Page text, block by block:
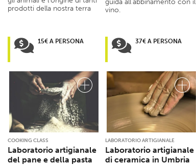
prodotti della nostra terra
15€ A PERSONA
guida all’abbinamento con il
vino.
37€ A PERSONA
COOKING CLASS
Laboratorio artigianale
del pane e della pasta
LABORATORIO ARTIGIANALE
Laboratorio artigianale
di ceramica in Umbria